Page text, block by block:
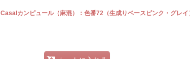
カンピュール（麻混）：色番72（生成りベースピンク・グレイ